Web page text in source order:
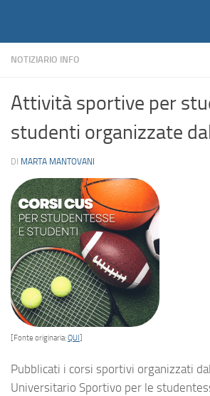
NOTIZIARIO INFO
Attività sportive per
studenti organizzate
DI MARTA MANTOVANI
[Fonte originaria:QUI
Pubblicati i corsi sportivi organizzati
Universitario Sportivo per le